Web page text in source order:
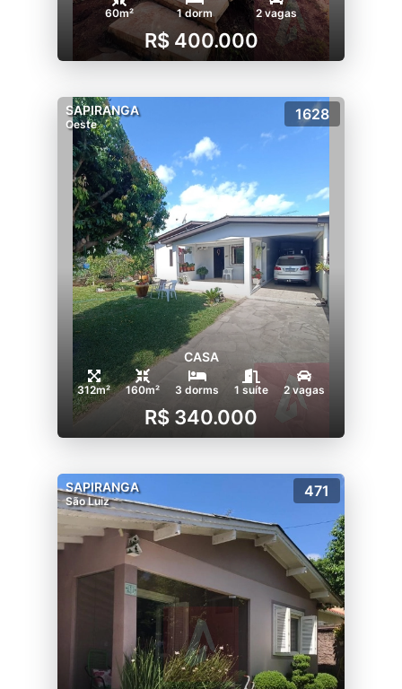
60m² 1 dorm 2 vagas
R$ 400.000
SAPIRANGA
Oeste
1628
CASA
312m² 160m² 3 dorms 1 suíte 2 vagas
R$ 340.000
SAPIRANGA
São Luiz
471